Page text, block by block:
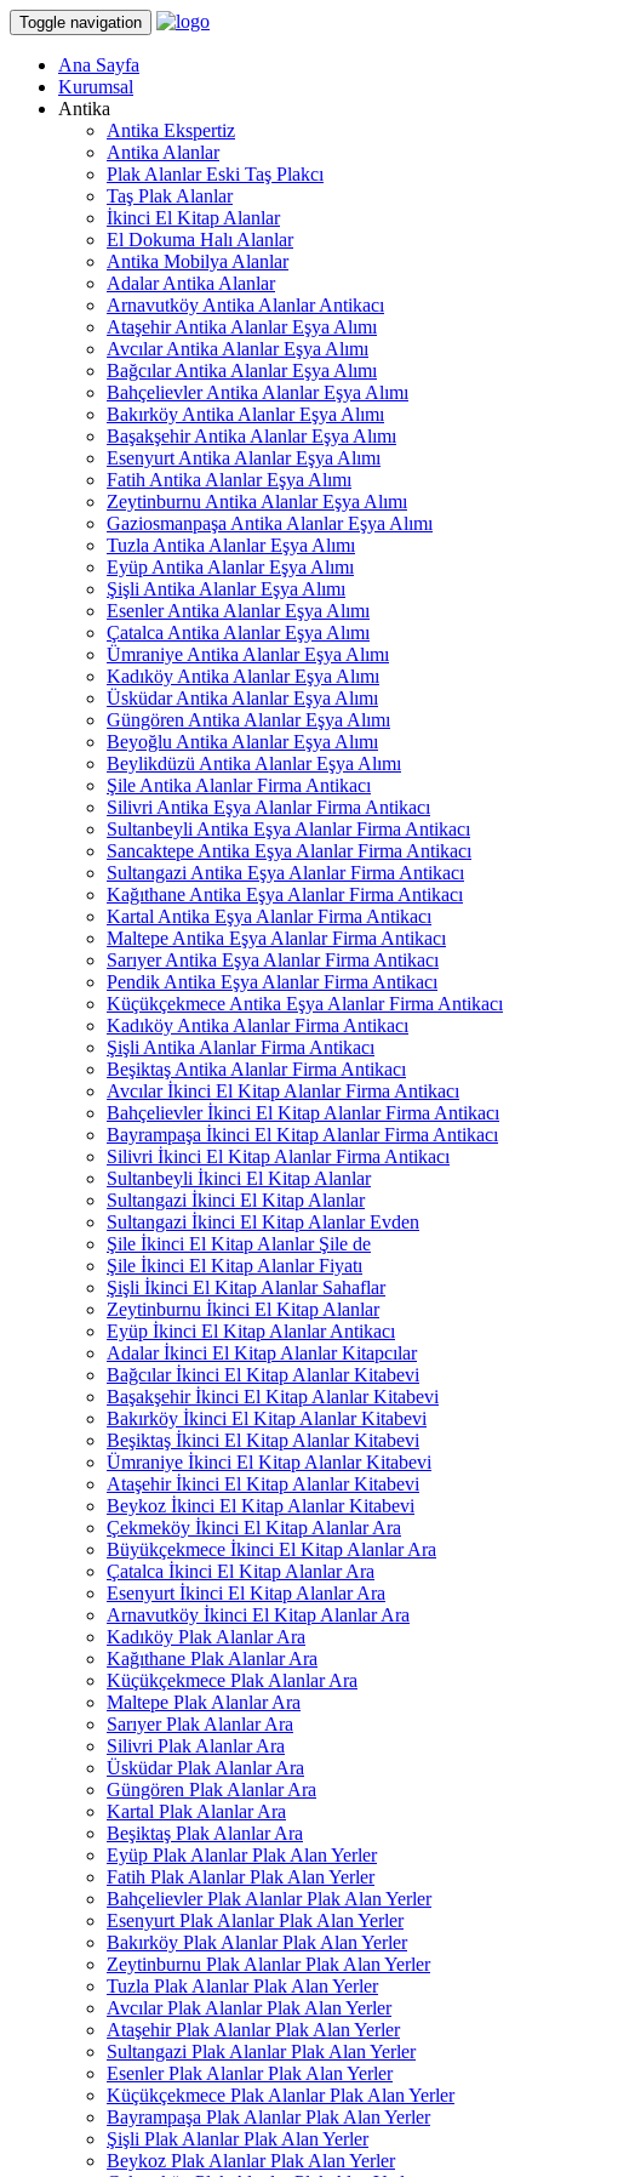
Toggle navigation
Ana Sayfa
Kurumsal
Antika
Antika Ekspertiz
Antika Alanlar
Plak Alanlar Eski Taş Plakcı
Taş Plak Alanlar
İkinci El Kitap Alanlar
El Dokuma Halı Alanlar
Antika Mobilya Alanlar
Adalar Antika Alanlar
Arnavutköy Antika Alanlar Antikacı
Ataşehir Antika Alanlar Eşya Alımı
Avcılar Antika Alanlar Eşya Alımı
Bağcılar Antika Alanlar Eşya Alımı
Bahçelievler Antika Alanlar Eşya Alımı
Bakırköy Antika Alanlar Eşya Alımı
Başakşehir Antika Alanlar Eşya Alımı
Esenyurt Antika Alanlar Eşya Alımı
Fatih Antika Alanlar Eşya Alımı
Zeytinburnu Antika Alanlar Eşya Alımı
Gaziosmanpaşa Antika Alanlar Eşya Alımı
Tuzla Antika Alanlar Eşya Alımı
Eyüp Antika Alanlar Eşya Alımı
Şişli Antika Alanlar Eşya Alımı
Esenler Antika Alanlar Eşya Alımı
Çatalca Antika Alanlar Eşya Alımı
Ümraniye Antika Alanlar Eşya Alımı
Kadıköy Antika Alanlar Eşya Alımı
Üsküdar Antika Alanlar Eşya Alımı
Güngören Antika Alanlar Eşya Alımı
Beyoğlu Antika Alanlar Eşya Alımı
Beylikdüzü Antika Alanlar Eşya Alımı
Şile Antika Alanlar Firma Antikacı
Silivri Antika Eşya Alanlar Firma Antikacı
Sultanbeyli Antika Eşya Alanlar Firma Antikacı
Sancaktepe Antika Eşya Alanlar Firma Antikacı
Sultangazi Antika Eşya Alanlar Firma Antikacı
Kağıthane Antika Eşya Alanlar Firma Antikacı
Kartal Antika Eşya Alanlar Firma Antikacı
Maltepe Antika Eşya Alanlar Firma Antikacı
Sarıyer Antika Eşya Alanlar Firma Antikacı
Pendik Antika Eşya Alanlar Firma Antikacı
Küçükçekmece Antika Eşya Alanlar Firma Antikacı
Kadıköy Antika Alanlar Firma Antikacı
Şişli Antika Alanlar Firma Antikacı
Beşiktaş Antika Alanlar Firma Antikacı
Avcılar İkinci El Kitap Alanlar Firma Antikacı
Bahçelievler İkinci El Kitap Alanlar Firma Antikacı
Bayrampaşa İkinci El Kitap Alanlar Firma Antikacı
Silivri İkinci El Kitap Alanlar Firma Antikacı
Sultanbeyli İkinci El Kitap Alanlar
Sultangazi İkinci El Kitap Alanlar
Sultangazi İkinci El Kitap Alanlar Evden
Şile İkinci El Kitap Alanlar Şile de
Şile İkinci El Kitap Alanlar Fiyatı
Şişli İkinci El Kitap Alanlar Sahaflar
Zeytinburnu İkinci El Kitap Alanlar
Eyüp İkinci El Kitap Alanlar Antikacı
Adalar İkinci El Kitap Alanlar Kitapcılar
Bağcılar İkinci El Kitap Alanlar Kitabevi
Başakşehir İkinci El Kitap Alanlar Kitabevi
Bakırköy İkinci El Kitap Alanlar Kitabevi
Beşiktaş İkinci El Kitap Alanlar Kitabevi
Ümraniye İkinci El Kitap Alanlar Kitabevi
Ataşehir İkinci El Kitap Alanlar Kitabevi
Beykoz İkinci El Kitap Alanlar Kitabevi
Çekmeköy İkinci El Kitap Alanlar Ara
Büyükçekmece İkinci El Kitap Alanlar Ara
Çatalca İkinci El Kitap Alanlar Ara
Esenyurt İkinci El Kitap Alanlar Ara
Arnavutköy İkinci El Kitap Alanlar Ara
Kadıköy Plak Alanlar Ara
Kağıthane Plak Alanlar Ara
Küçükçekmece Plak Alanlar Ara
Maltepe Plak Alanlar Ara
Sarıyer Plak Alanlar Ara
Silivri Plak Alanlar Ara
Üsküdar Plak Alanlar Ara
Güngören Plak Alanlar Ara
Kartal Plak Alanlar Ara
Beşiktaş Plak Alanlar Ara
Eyüp Plak Alanlar Plak Alan Yerler
Fatih Plak Alanlar Plak Alan Yerler
Bahçelievler Plak Alanlar Plak Alan Yerler
Esenyurt Plak Alanlar Plak Alan Yerler
Bakırköy Plak Alanlar Plak Alan Yerler
Zeytinburnu Plak Alanlar Plak Alan Yerler
Tuzla Plak Alanlar Plak Alan Yerler
Avcılar Plak Alanlar Plak Alan Yerler
Ataşehir Plak Alanlar Plak Alan Yerler
Sultangazi Plak Alanlar Plak Alan Yerler
Esenler Plak Alanlar Plak Alan Yerler
Küçükçekmece Plak Alanlar Plak Alan Yerler
Bayrampaşa Plak Alanlar Plak Alan Yerler
Şişli Plak Alanlar Plak Alan Yerler
Beykoz Plak Alanlar Plak Alan Yerler